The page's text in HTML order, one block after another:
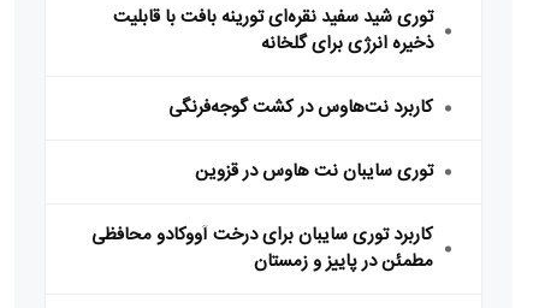
توری شید سفید نقره‌ای تورینه بافت با قابلیت
ذخیره انرژی برای گلخانه
کاربرد نت‌هاوس در کشت گوجه‌فرنگی
توری سایبان نت هاوس در قزوین
کاربرد توری سایبان برای درخت آووکادو محافظی
مطمئن در پاییز و زمستان